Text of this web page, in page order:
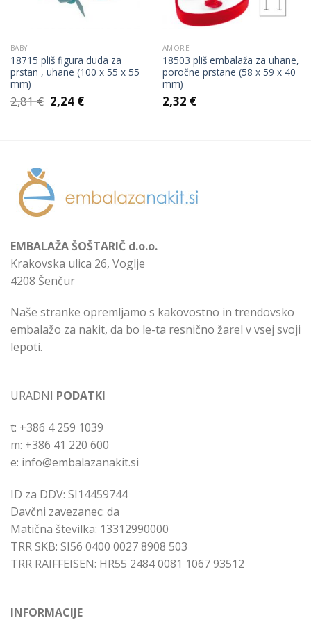
BABY
18715 pliš figura duda za
prstan , uhane (100 x 55 x 55
mm)
2,81€ Izvirna
cena
2,24 €Trenutna
AMORE
18503 pliš embalaža za uhane,
poročne prstane (58 x 59 x 40
mm)
2,32 €
EMBALAŽA ŠOŠTARIČ d.o.o.
Krakovska ulica 26, Voglje
4208 Šenčur
Naše stranke opremljamo s kakovostno in trendovsko
embalažo za nakit, da bo le-ta resnično žarel v vsej svoji
lepoti.
URADNI PODATKI
t: +386 4 259 1039
m: +386 41 220 600
e: info@embalazanakit.si
ID za DDV: SI14459744
Davčni zavezanec: da
Matična številka: 13312990000
TRR SKB: SI56 0400 0027 8908 503
TRR RAIFFEISEN: HR55 2484 0081 1067 93512
INFORMACIJE